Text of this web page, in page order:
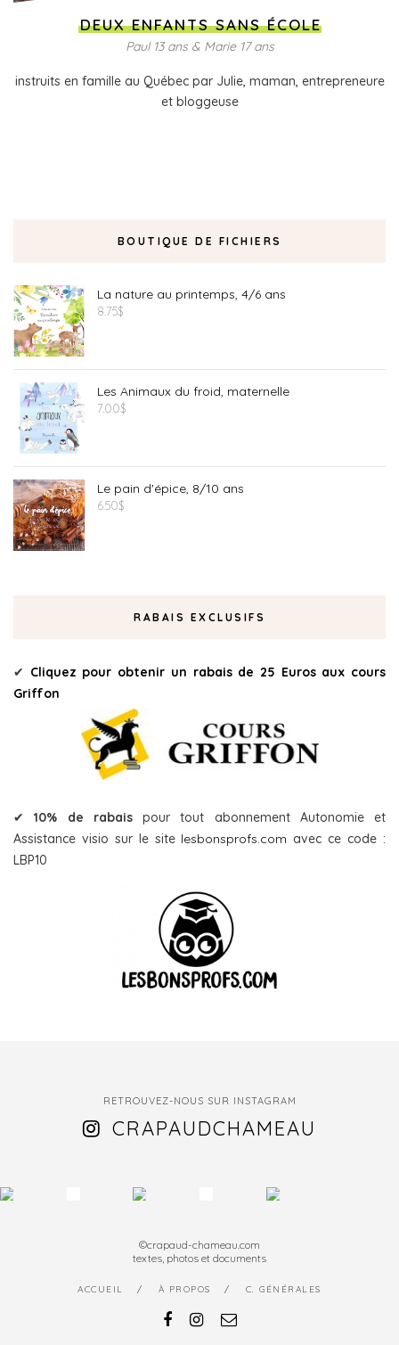
DEUX ENFANTS SANS ÉCOLE
Paul 13 ans & Marie 17 ans
instruits en famille au Québec par Julie, maman, entrepreneure
et bloggeuse
BOUTIQUE DE FICHIERS
La nature au printemps, 4/6 ans
8.75$
Les Animaux du froid, maternelle
7.00$
Le pain d'épice, 8/10 ans
6.50$
RABAIS EXCLUSIFS
✔ Cliquez pour obtenir un rabais de 25 Euros aux cours
Griffon
✔10% de rabaispour tout abonnement Autonomie et
Assistance visio sur le site lesbonsprofs.com avec ce code :
LBP10
RETROUVEZ-NOUS SUR INSTAGRAM
CRAPAUDCHAMEAU
©crapaud-chameau.com
textes, photos et documents
ACCUEIL À PROPOS C. GÉNÉRALES